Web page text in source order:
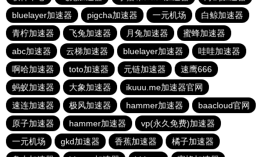
bluelayer加速器
pigcha加速器 一元机场
白鲸加速器
青柠加速器
飞兔加速器 月兔加速器
蜜蜂加速器
abc加速器
云梯加速器 bluelayer加速器
哇哇加速器
啊哈加速器
toto加速器 元链加速器
速鹰666
蚂蚁加速器
大象加速器
ikuuu.me加速器官网
速连加速器
极风加速器 hammer加速器
baacloud官网
原子加速器
hammer加速器
vp(永久免费)加速器
一元机场
gkd加速器 香蕉加速器
橘子加速器